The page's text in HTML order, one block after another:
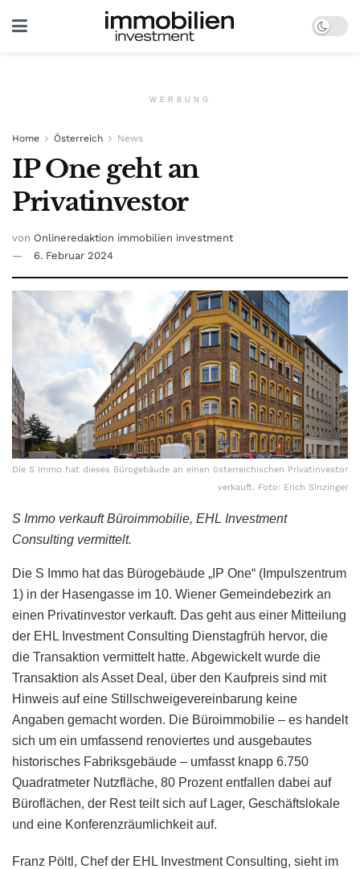
WERBUNG
Home Österreich News
IP One geht an
Privatinvestor
von Onlineredaktion immobilien investment
6. Februar 2024
Die S Immo hat dieses Bürogebäude an einen österreichischen Privatinvestor
verkauft. Foto: Erich Sinzinger
S Immo verkauft Büroimmobilie, EHL Investment
Consulting vermittelt.
Die S Immo hat das Bürogebäude „IP One“ (Impulszentrum
1) in der Hasengasse im 10. Wiener Gemeindebezirk an
einen Privatinvestor verkauft. Das geht aus einer Mitteilung
der EHL Investment Consulting Dienstagfrüh hervor, die
die Transaktion vermittelt hatte. Abgewickelt wurde die
Transaktion als Asset Deal, über den Kaufpreis sind mit
Hinweis auf eine Stillschweigevereinbarung keine
Angaben gemacht worden. Die Büroimmobilie – es handelt
sich um ein umfassend renoviertes und ausgebautes
historisches Fabriksgebäude – umfasst knapp 6.750
Quadratmeter Nutzfläche, 80 Prozent entfallen dabei auf
Büroflächen, der Rest teilt sich auf Lager, Geschäftslokale
und eine Konferenzräumlichkeit auf.
Franz Pöltl, Chef der EHL Investment Consulting, sieht im